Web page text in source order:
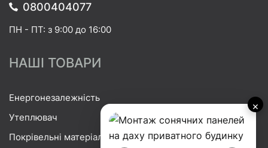
×
0800404077
ПН - ПТ: з 9:00 до 16:00
НАШІ ТОВАРИ
Енергонезалежність
Утеплювач
Покрівельні матеріали